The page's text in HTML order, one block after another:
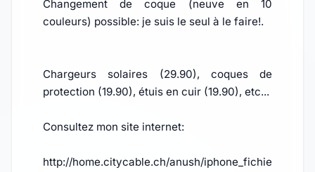
Changement de coque (neuve en 10
couleurs) possible: je suis le seul à le faire!.
Chargeurs solaires (29.90), coques de
protection (19.90), étuis en cuir (19.90), etc...
Consultez mon site internet:
http://home.citycable.ch/anush/iphone_fichie